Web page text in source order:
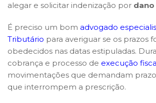
alegar e solicitar indenização por
É preciso um bom advogado
Tributário para averiguar se os prazos
obedecidos nas datas estipuladas.
cobrança e processo de execução
movimentações que demandam
que interrompem a prescrição.